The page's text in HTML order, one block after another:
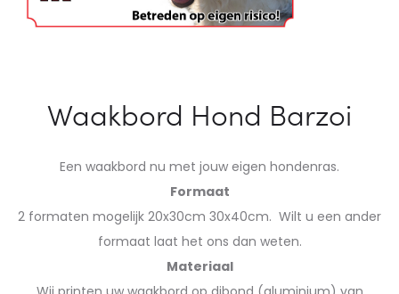
Waakbord Hond Barzoi
Een waakbord nu met jouw eigen hondenras.
Formaat
2 formaten mogelijk 20x30cm 30x40cm. Wilt u een ander
formaat laat het ons dan weten.
Materiaal